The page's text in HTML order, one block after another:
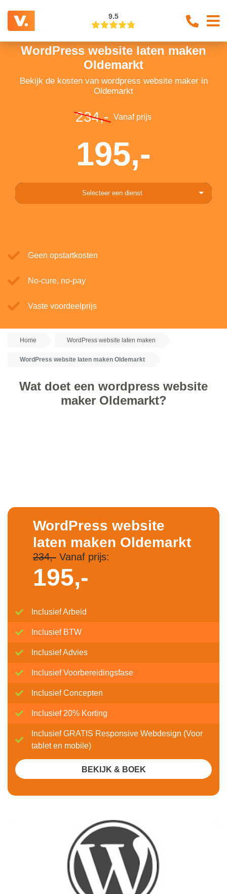
9.5
WordPress website laten maken
Oldemarkt
Bekijk de kosten van wordpress website maker in
Oldemarkt
234,- Vanaf prijs
195,-
Selecteer een dienst
Geen opstartkosten
No-cure, no-pay
Vaste voordeelprijs
Home WordPress website laten maken
WordPress website laten maken Oldemarkt
Wat doet een wordpress website
maker Oldemarkt?
WordPress website
laten maken Oldemarkt
234,-Vanaf prijs:
195,-
Inclusief Arbeid
Inclusief BTW
Inclusief Advies
Inclusief Voorbereidingsfase
Inclusief Concepten
Inclusief 20% Korting
Inclusief GRATIS Responsive Webdesign (Voor
tablet en mobile)
BEKIJK & BOEK